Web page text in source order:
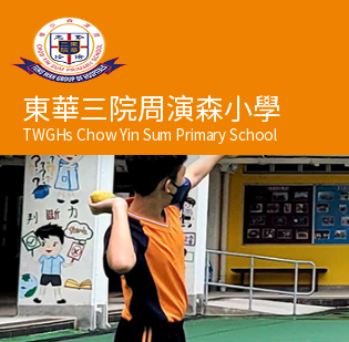
東華三院周演森小學
TWGHs Chow Yin Sum Primary School